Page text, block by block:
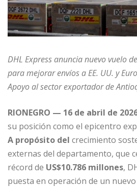
DHL Express anuncia nuevo vuelo
para mejorar envíos a EE. UU. y
Apoyo al sector exportador de
RIONEGRO — 16 de abril de
su posición como el epicentro
A propósito del crecimiento
externas del departamento, que
récord de US$10.786 millones,
puesta en operación de un